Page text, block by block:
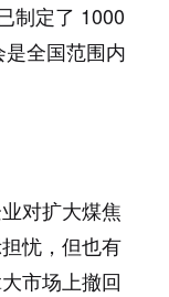
制定了 1000
全国范围内
对扩大煤焦
忧，但也有
市场上撤回